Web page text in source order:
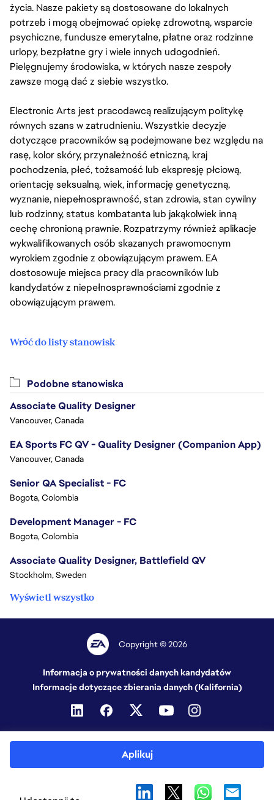
życia. Nasze pakiety są dostosowane do lokalnych
potrzeb i mogą obejmować opiekę zdrowotną, wsparcie
psychiczne, fundusze emerytalne, płatne oraz rodzinne
urlopy, bezpłatne gry i wiele innych udogodnień.
Pielęgnujemy środowiska, w których nasze zespoły
zawsze mogą dać z siebie wszystko.
Electronic Arts jest pracodawcą realizującym politykę
równych szans w zatrudnieniu. Wszystkie decyzje
dotyczące pracowników są podejmowane bez względu na
rasę, kolor skóry, przynależność etniczną, kraj
pochodzenia, płeć, tożsamość lub ekspresję płciową,
orientację seksualną, wiek, informację genetyczną,
wyznanie, niepełnosprawność, stan zdrowia, stan cywilny
lub rodzinny, status kombatanta lub jakąkolwiek inną
cechę chronioną prawnie. Rozpatrzymy również aplikacje
wykwalifikowanych osób skazanych prawomocnym
wyrokiem zgodnie z obowiązującym prawem. EA
dostosowuje miejsca pracy dla pracowników lub
kandydatów z niepełnosprawnościami zgodnie z
obowiązującym prawem.
Wróć do listy stanowisk
Aplikuj
Podobne stanowiska
Associate Quality Designer
Vancouver, Canada
EA Sports FC QV - Quality Designer (Companion App)
Vancouver, Canada
Senior QA Specialist - FC
Bogota, Colombia
Development Manager - FC
Bogota, Colombia
Associate Quality Designer, Battlefield QV
Stockholm, Sweden
Wyświetl wszystko
Copyright © 2026
Informacja o prywatności danych kandydatów
Informacje dotyczące zbierania danych (Kalifornia)